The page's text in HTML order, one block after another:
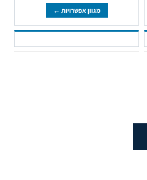
מגוון אפשרויות ←